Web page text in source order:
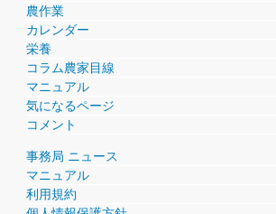
農作業
カレンダー
栄養
コラム農家目線
マニュアル
気になるページ
コメント
事務局 ニュース
マニュアル
利用規約